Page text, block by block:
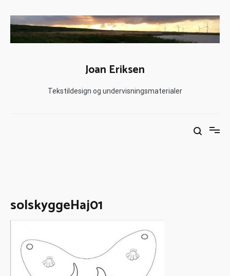
Joan Eriksen
Tekstildesign og undervisningsmaterialer
solskyggeHaj01